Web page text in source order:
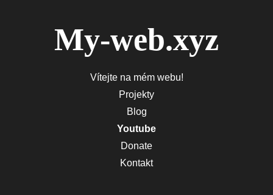
My-web.xyz
Vítejte na mém webu!
Projekty
Blog
Youtube
Donate
Kontakt